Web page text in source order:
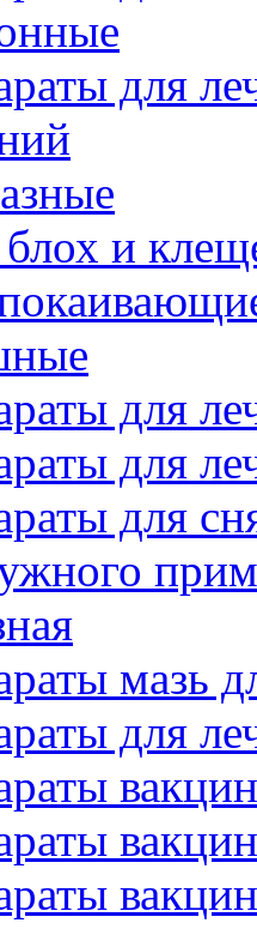
для
и
для
для
для
мазь
для